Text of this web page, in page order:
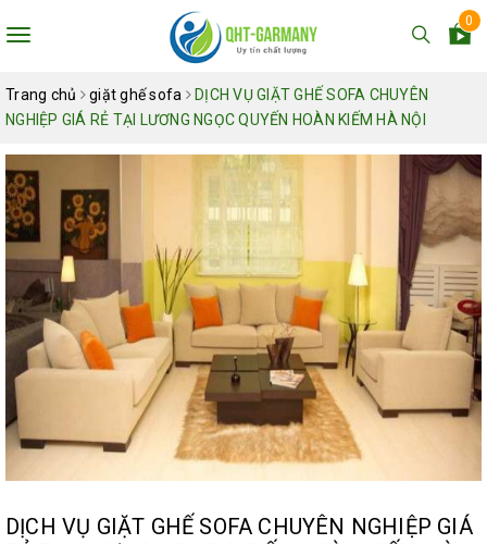
Toggle
0
Trang chủ giặt ghế sofa
DỊCH VỤ GIẶT GHẾ SOFA CHUYÊN
NGHIỆP GIÁ RẺ TẠI LƯƠNG NGỌC QUYẾN HOÀN KIẾM HÀ NỘI
DỊCH VỤ GIẶT GHẾ SOFA CHUYÊN NGHIỆP GIÁ